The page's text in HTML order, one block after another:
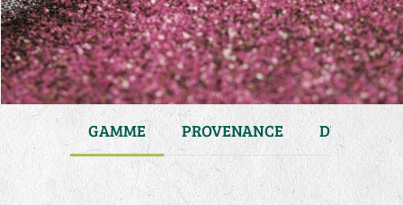
GAMME PROVENANCE DURÉE DE